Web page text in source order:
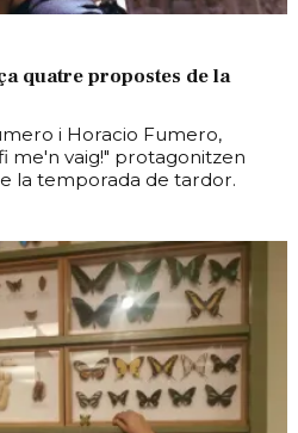
quatre propostes de la
i Horacio Fumero,
me'n vaig!" protagonitzen
la temporada de tardor.